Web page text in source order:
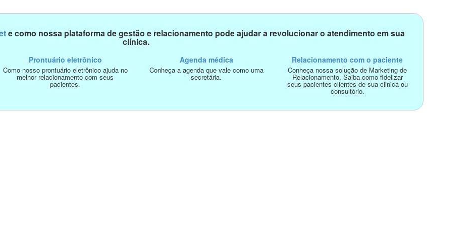
e como nossa plataforma de gestão e relacionamento pode ajudar a revolucionar o atendimento em sua
clínica.
Prontuário eletrônico
Como nosso prontuário eletrônico ajuda no
melhor relacionamento com seus
pacientes.
Agenda médica
Conheça a agenda que vale como uma
secretária.
Relacionamento com o paciente
Conheça nossa solução de Marketing de
Relacionamento. Saiba como fidelizar
seus pacientes clientes de sua clinica ou
consultório.